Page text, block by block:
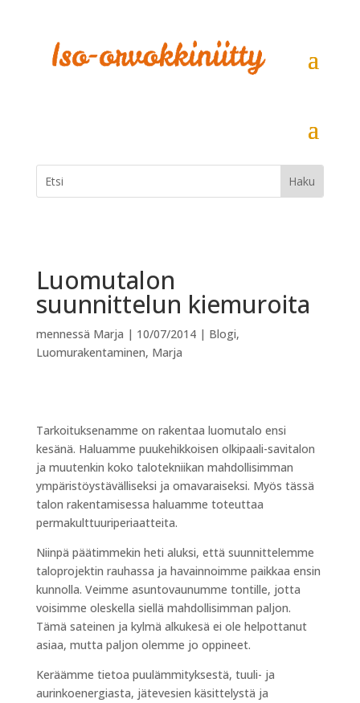
Luomutalon
suunnittelun kiemuroita
mennessä Marja | 10/07/2014| Blogi,
Luomurakentaminen, Marja
Tarkoituksenamme on rakentaa luomutalo ensi
kesänä. Haluamme puukehikkoisen olkipaali-savitalon
ja muutenkin koko talotekniikan mahdollisimman
ympäristöystävälliseksi ja omavaraiseksi. Myös tässä
talon rakentamisessa haluamme toteuttaa
permakulttuuriperiaatteita.
Niinpä päätimmekin heti aluksi, että suunnittelemme
taloprojektin rauhassa ja havainnoimme paikkaa ensin
kunnolla. Veimme asuntovaunumme tontille, jotta
voisimme oleskella siellä mahdollisimman paljon.
Tämä sateinen ja kylmä alkukesä ei ole helpottanut
asiaa, mutta paljon olemme jo oppineet.
Keräämme tietoa puulämmityksestä, tuuli- ja
aurinkoenergiasta, jätevesien käsittelystä ja